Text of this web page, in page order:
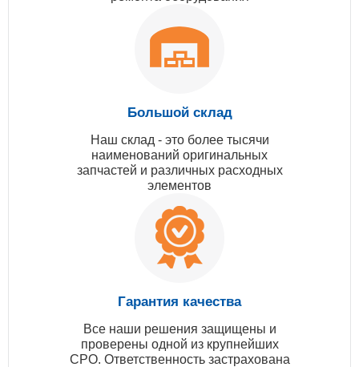
Большой склад
Наш склад - это более тысячи
наименований оригинальных
запчастей и различных расходных
элементов
Гарантия качества
Все наши решения защищены и
проверены одной из крупнейших
СРО. Ответственность застрахована